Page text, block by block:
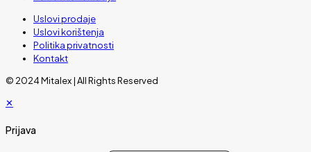
Uslovi prodaje
Uslovi korištenja
Politika privatnosti
Kontakt
© 2024 Mitalex | All Rights Reserved
✕
Prijava